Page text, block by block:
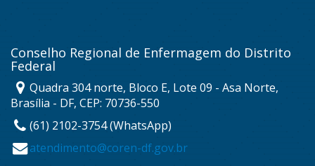
Conselho Regional de Enfermagem do Distrito
Federal
Quadra 304 norte, Bloco E, Lote 09 - Asa Norte,
Brasília - DF, CEP: 70736-550
(61) 2102-3754 (WhatsApp)
atendimento@coren-df.gov.br